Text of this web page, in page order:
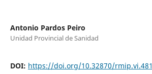
Antonio Pardos Peiro
Unidad Provincial de Sanidad
DOI: https://doi.org/10.32870/rmip.vi.481